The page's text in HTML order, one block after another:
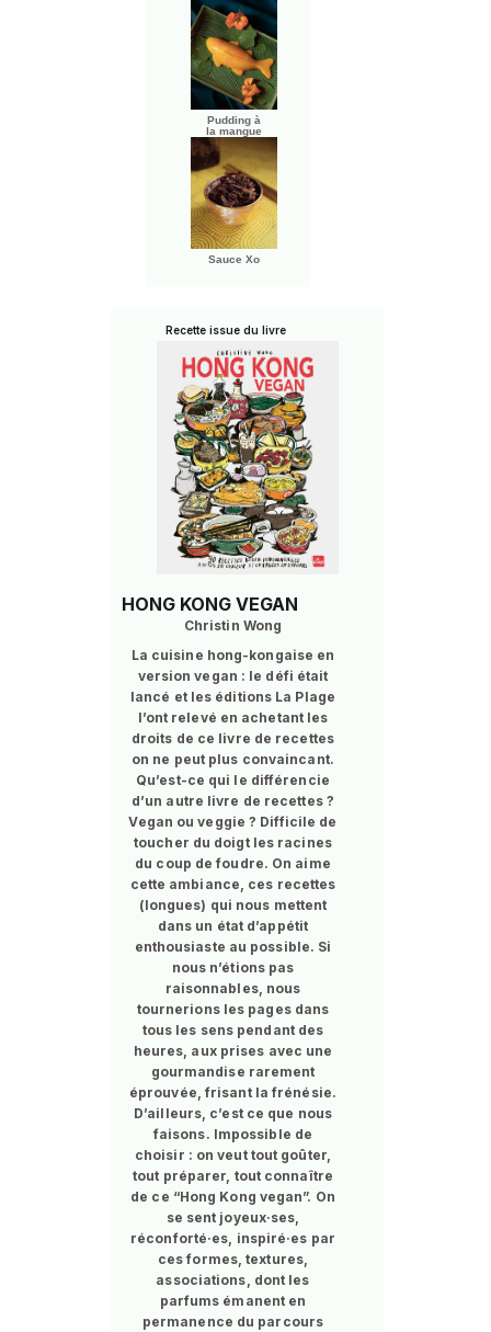
Pudding à
la mangue
Sauce Xo
Recette issue du livre
HONG KONG VEGAN
Christin Wong
La cuisine hong-kongaise en
version vegan : le défi était
lancé et les éditions La Plage
l’ont relevé en achetant les
droits de ce livre de recettes
on ne peut plus convaincant.
Qu’est-ce qui le différencie
d’un autre livre de recettes ?
Vegan ou veggie ? Difficile de
toucher du doigt les racines
du coup de foudre. On aime
cette ambiance, ces recettes
(longues) qui nous mettent
dans un état d’appétit
enthousiaste au possible. Si
nous n’étions pas
raisonnables, nous
tournerions les pages dans
tous les sens pendant des
heures, aux prises avec une
gourmandise rarement
éprouvée, frisant la frénésie.
D’ailleurs, c’est ce que nous
faisons. Impossible de
choisir : on veut tout goûter,
tout préparer, tout connaître
de ce “Hong Kong vegan”. On
se sent joyeux·ses,
réconforté·es, inspiré·es par
ces formes, textures,
associations, dont les
parfums émanent en
permanence du parcours